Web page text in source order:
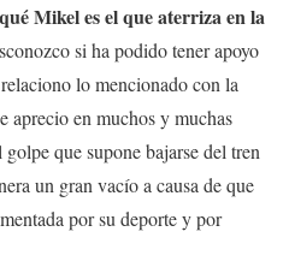
Mikel es el que aterriza en la
si ha podido tener apoyo
lo mencionado con la
aprecio en muchos y muchas
que supone bajarse del tren
un gran vacío a causa de que
por su deporte y por